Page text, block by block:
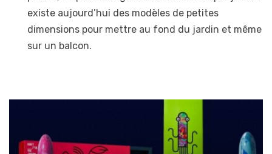
existe aujourd’hui des modèles de petites
dimensions pour mettre au fond du jardin et même
sur un balcon.